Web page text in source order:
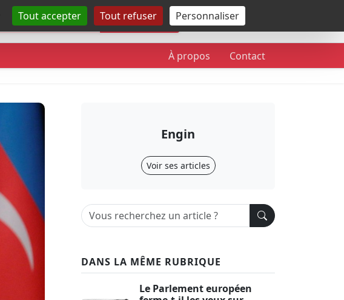
Tout accepter Tout refuser Personnaliser
Rechercher
À propos Contact
Engin
Voir ses articles
DANS LA MÊME RUBRIQUE
Le Parlement européen